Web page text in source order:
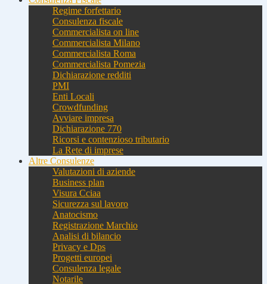
Regime forfettario
Consulenza fiscale
Commercialista on line
Commercialista Milano
Commercialista Roma
Commercialista Pomezia
Dichiarazione redditi
PMI
Enti Locali
Crowdfunding
Avviare impresa
Dichiarazione 770
Ricorsi e contenzioso tributario
La Rete di imprese
Altre Consulenze
Valutazioni di aziende
Business plan
Visura Cciaa
Sicurezza sul lavoro
Anatocismo
Registrazione Marchio
Analisi di bilancio
Privacy e Dps
Progetti europei
Consulenza legale
Notarile